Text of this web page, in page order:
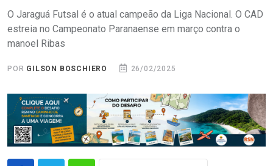
O Jaraguá Futsal é o atual campeão da Liga Nacional. O CAD
estreia no Campeonato Paranaense em março contra o
manoel Ribas
POR GILSON BOSCHIERO 26/02/2025